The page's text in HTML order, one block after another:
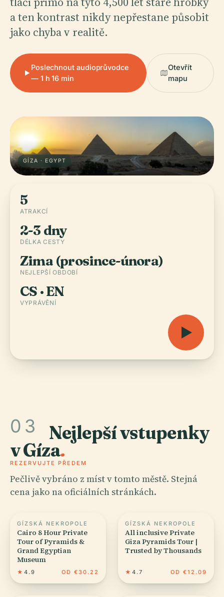
a ten kontrast nikdy nepřestane působit
jako chyba v realitě.
Poslechnout audioprůvodce
— 1 h 16 min
Otevřít
mapu
GÍZA · EGYPT
5
ATRAKCÍ
2-3 dny
DÉLKA CESTY
Zima (prosince-února)
NEJLEPŠÍ OBDOBÍ
CS · EN
VYPRÁVĚNÍ
03 Nejlepší vstupenky
v Gíza.
REZERVUJTE PŘEDEM
Pečlivě vybráno z míst v tomto městě. Stejná
cena jako na oficiálních stránkách.
GÍZSKÁ NEKROPOLE
Cairo 8 Hour Private
Tour of Pyramids &
Grand Egyptian
Museum
★ 4.9 OD €30.22
GÍZSKÁ NEKROPOLE
All inclusive Private
Giza Pyramids Tour |
Trusted by Thousands
★ 4.7 OD €12.09